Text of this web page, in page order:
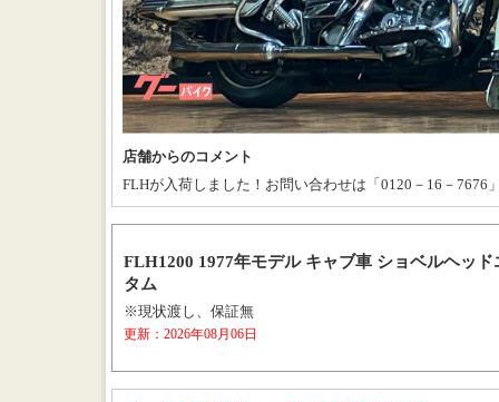
店舗からのコメント
FLHが入荷しました！お問い合わせは「0120－16－7676
FLH1200 1977年モデル キャブ車 ショベルヘッ
タム
※現状渡し、保証無
更新：2026年08月06日